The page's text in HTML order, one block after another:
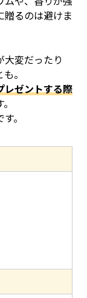
贈るのは避けま
変だったり
。
レゼントする際
。